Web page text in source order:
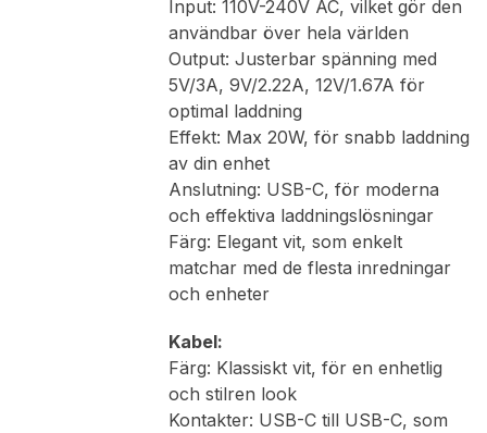
Input: 110V-240V AC, vilket gör den
användbar över hela världen
Output: Justerbar spänning med
5V/3A, 9V/2.22A, 12V/1.67A för
optimal laddning
Effekt: Max 20W, för snabb laddning
av din enhet
Anslutning: USB-C, för moderna
och effektiva laddningslösningar
Färg: Elegant vit, som enkelt
matchar med de flesta inredningar
och enheter
Kabel:
Färg: Klassiskt vit, för en enhetlig
och stilren look
Kontakter: USB-C till USB-C, som